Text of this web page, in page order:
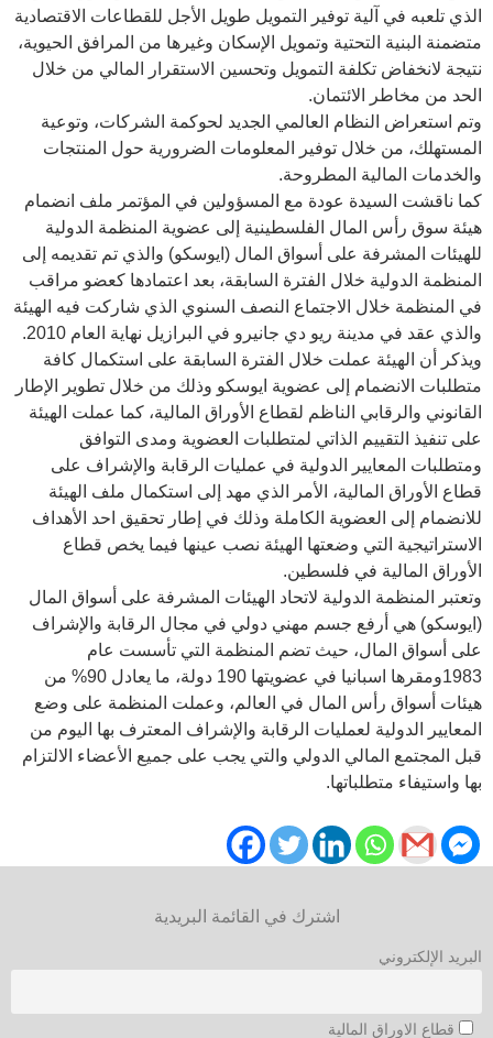
الذي تلعبه في آلية توفير التمويل طويل الأجل للقطاعات الاقتصادية
متضمنة البنية التحتية وتمويل الإسكان وغيرها من المرافق الحيوية،
نتيجة لانخفاض تكلفة التمويل وتحسين الاستقرار المالي من خلال
الحد من مخاطر الائتمان.
وتم استعراض النظام العالمي الجديد لحوكمة الشركات، وتوعية
المستهلك، من خلال توفير المعلومات الضرورية حول المنتجات
والخدمات المالية المطروحة.
كما ناقشت السيدة عودة مع المسؤولين في المؤتمر ملف انضمام
هيئة سوق رأس المال الفلسطينية إلى عضوية المنظمة الدولية
للهيئات المشرفة على أسواق المال (ايوسكو) والذي تم تقديمه إلى
المنظمة الدولية خلال الفترة السابقة، بعد اعتمادها كعضو مراقب
في المنظمة خلال الاجتماع النصف السنوي الذي شاركت فيه الهيئة
والذي عقد في مدينة ريو دي جانيرو في البرازيل نهاية العام 2010.
ويذكر أن الهيئة عملت خلال الفترة السابقة على استكمال كافة
متطلبات الانضمام إلى عضوية ايوسكو وذلك من خلال تطوير الإطار
القانوني والرقابي الناظم لقطاع الأوراق المالية، كما عملت الهيئة
على تنفيذ التقييم الذاتي لمتطلبات العضوية ومدى التوافق
ومتطلبات المعايير الدولية في عمليات الرقابة والإشراف على
قطاع الأوراق المالية، الأمر الذي مهد إلى استكمال ملف الهيئة
للانضمام إلى العضوية الكاملة وذلك في إطار تحقيق احد الأهداف
الاستراتيجية التي وضعتها الهيئة نصب عينها فيما يخص قطاع
الأوراق المالية في فلسطين.
وتعتبر المنظمة الدولية لاتحاد الهيئات المشرفة على أسواق المال
(ايوسكو) هي أرفع جسم مهني دولي في مجال الرقابة والإشراف
على أسواق المال، حيث تضم المنظمة التي تأسست عام
1983ومقرها اسبانيا في عضويتها 190 دولة، ما يعادل 90% من
هيئات أسواق رأس المال في العالم، وعملت المنظمة على وضع
المعايير الدولية لعمليات الرقابة والإشراف المعترف بها اليوم من
قبل المجتمع المالي الدولي والتي يجب على جميع الأعضاء الالتزام
بها واستيفاء متطلباتها.
اشترك في القائمة البريدية
البريد الإلكتروني
قطاع الاوراق المالية